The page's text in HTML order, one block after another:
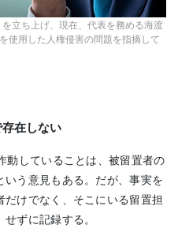
立ち上げ、現在、代表を務める海渡
使用した人権侵害の問題を指摘して
在しない
動していることは、被留置者の
う意見もある。だが、事実を
けでなく、そこにいる留置担
ずに記録する。